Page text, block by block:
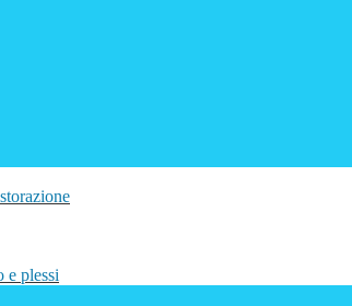
e plessi